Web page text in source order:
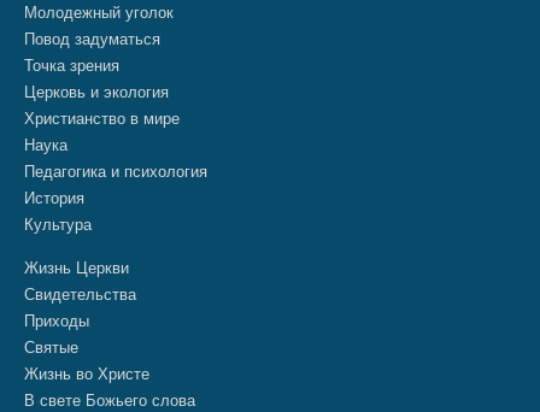
Молодежный уголок
Повод задуматься
Точка зрения
Церковь и экология
Христианство в мире
Наука
Педагогика и психология
История
Культура
Жизнь Церкви
Свидетельства
Приходы
Святые
Жизнь во Христе
В свете Божьего слова